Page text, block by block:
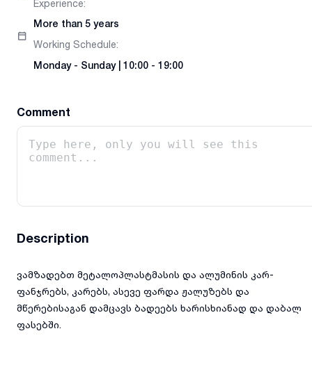
Experience:
More than 5 years
Working Schedule:
Monday- Sunday| 10:00 - 19:00
Comment
Description
ვამზადებთ მეტალოპლასტმასის და ალუმინის კარ-
ფანჯრებს, კარებს, ასევე ფარდა ჟალუზებს და
მწერებისაგან დამცავს ბადეებს ხარისხიანად და დაბალ
ფასებში.